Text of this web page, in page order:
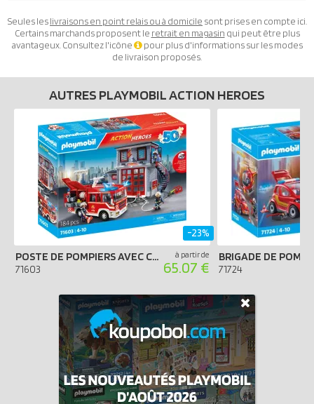
Seules leslivraisons en point relais ou à domicile sont prises en compte ici.
Certains marchands proposent le retrait en magasin qui peut être plus
avantageux. Consultez l'icône
pour plus d'informations sur les modes
de livraison proposés.
AUTRES PLAYMOBIL ACTION HEROES
POSTE DE POMPIERS AVEC CAMION D'INTERVENTION (SPÉCIAL 50 ANS)
71603
à partir de
65.07 €
-23%
BRIGADE DE
71724